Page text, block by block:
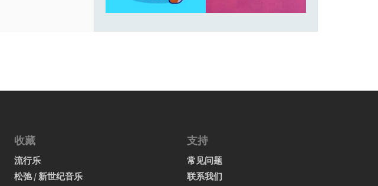
收藏
流行乐
松弛 / 新世纪音乐
支持
常见问题
联系我们